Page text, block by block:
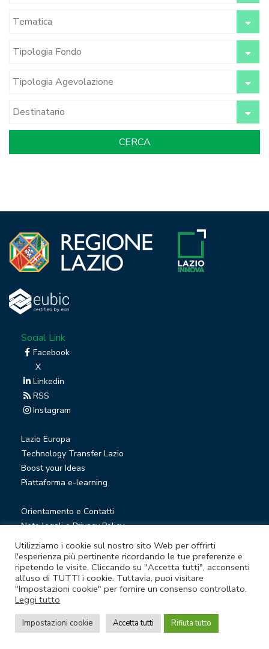
Social Link
Facebook
X
Linkedin
RSS
Instagram
Lazio Europa
Technology Transfer Lazio
Boost your Ideas
Piattaforma e-learning
Orientamento e Contatti
Note legali e Privacy Policy
Privacy Newsletter
Società trasparente
Whistleblowing
© Lazio Innova S.p.A. società soggetta a direzione e
coordinamento della Regione Lazio
Sede legale Via Marco Aurelio 26 A - 00184 Roma
Utilizziamo i cookie sul nostro sito Web per offrirti
l'esperienza più pertinente ricordando le tue preferenze e
ripetendo le visite. Cliccando su "Accetta tutti", acconsenti
all'uso di TUTTI i cookie. Tuttavia, puoi visitare
"Impostazioni cookie" per fornire un consenso controllato.
Leggi tutto
Impostazioni cookie Accetta tutti Rifiuta tutto